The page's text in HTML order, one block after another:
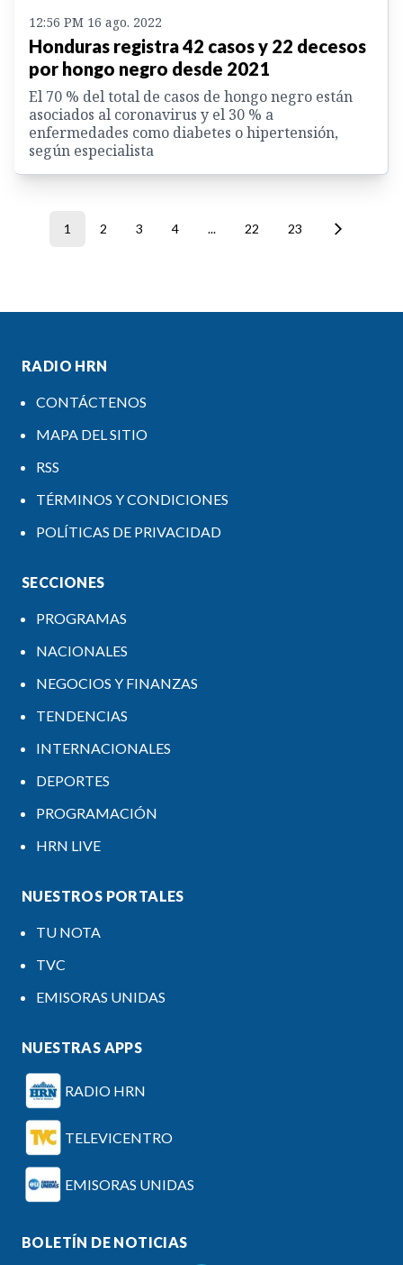
12:56 PM 16 ago. 2022
Honduras registra 42 casos y 22 decesos
por hongo negro desde 2021
El 70 % del total de casos de hongo negro están
asociados al coronavirus y el 30 % a
enfermedades como diabetes o hipertensión,
según especialista
1 2 3 4 ... 22 23
RADIO HRN
CONTÁCTENOS
MAPA DEL SITIO
RSS
TÉRMINOS Y CONDICIONES
POLÍTICAS DE PRIVACIDAD
SECCIONES
PROGRAMAS
NACIONALES
NEGOCIOS Y FINANZAS
TENDENCIAS
INTERNACIONALES
DEPORTES
PROGRAMACIÓN
HRN LIVE
NUESTROS PORTALES
TU NOTA
TVC
EMISORAS UNIDAS
NUESTRAS APPS
RADIO HRN
TELEVICENTRO
EMISORAS UNIDAS
BOLETÍN DE NOTICIAS